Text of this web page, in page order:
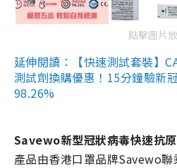
點擊圖片
延伸閱讀：【快速測試套裝】
測試劑換購優惠！15分鐘驗新
98.26%
Savewo新型冠狀病毒快速抗
產品由香港口罩品牌Savewo聯